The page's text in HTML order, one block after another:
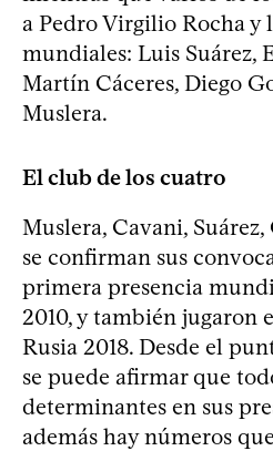
a Pedro Virgilio Rocha y
mundiales: Luis Suárez,
Martín Cáceres, Diego
Muslera.
El club de los cuatro
Muslera, Cavani, Suárez,
se confirman sus
primera presencia
2010, y también jugaron
Rusia 2018. Desde el
se puede afirmar que
determinantes en sus
además hay números